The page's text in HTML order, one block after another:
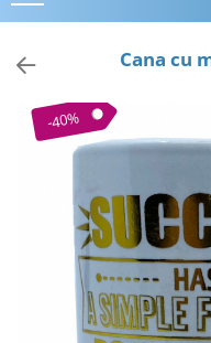
Bratari
Coliere
Brose
Tiare
Bijuterii Femei
Bijuterii Copii
Bijuterii Mirese
Reduceri
Cana cu
-40%